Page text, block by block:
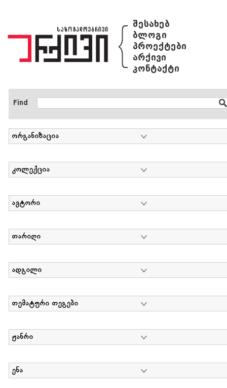
{ შესახებ
ბლოგი
პროექტები
არქივი
კონტაქტი
Find
ორგანიზაცია
კოლექცია
ავტორი
თარიღი
ადგილი
თემატური თეგები
ჟანრი
ენა